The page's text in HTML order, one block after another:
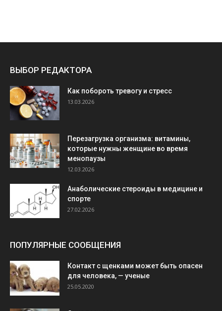
ВЫБОР РЕДАКТОРА
Как побороть тревогу и стресс
13.03.2026
Перезагрузка организма: витамины,
которые нужны женщине во время
менопаузы
12.03.2026
Анаболические стероиды в медицине и
спорте
27.02.2026
ПОПУЛЯРНЫЕ СООБЩЕНИЯ
Контакт с щенками может быть опасен
для человека, — ученые
25.05.2020